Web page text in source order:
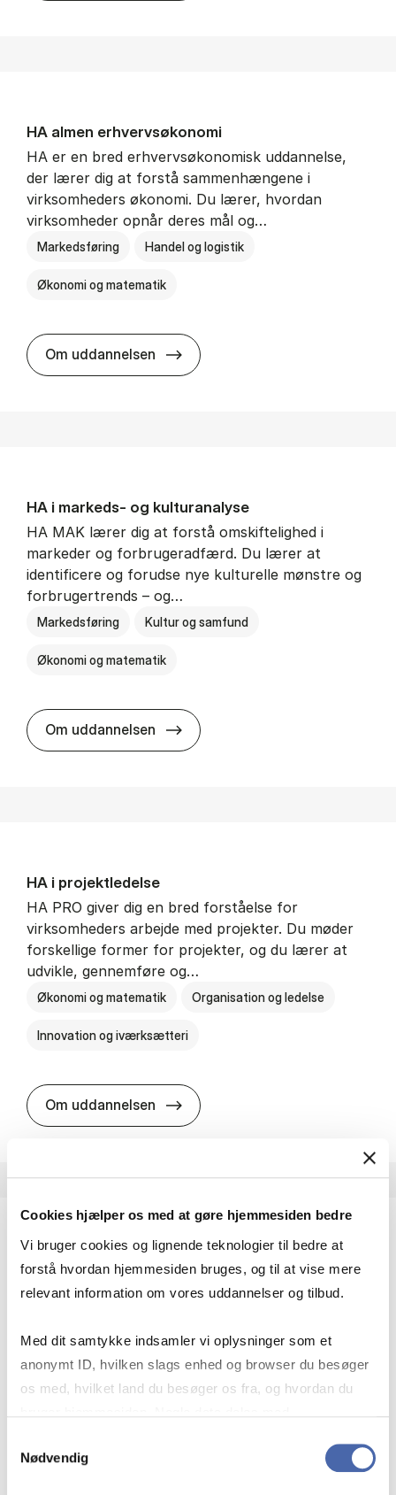
Cookies hjælper os med at gøre hjemmesiden bedre
Vi bruger cookies og lignende teknologier til bedre at
forstå hvordan hjemmesiden bruges, og til at vise mere
relevant information om vores uddannelser og tilbud.
Med dit samtykke indsamler vi oplysninger som et
anonymt ID, hvilken slags enhed og browser du besøger
os med, hvilket land du besøger os fra, og hvordan du
markedsføring. Du bestemmer selv - og kan altid trække
Nødvendig
HA al­men erhvervs­økonomi
HA er en bred erhvervsøkonomisk uddannelse,
der lærer dig at forstå sammenhængene i
virksomheders økonomi. Du lærer, hvordan
virksomheder opnår deres mål og…
Markedsføring Handel og logistik
Økonomi og matematik
Om uddannelsen HA al­men erhvervs­økonomi
HA i mar­keds- og kul­tu­r­a­na­ly­se
HA MAK lærer dig at forstå omskiftelighed i
markeder og forbrugeradfærd. Du lærer at
identificere og forudse nye kulturelle mønstre og
forbrugertrends – og…
Markedsføring Kultur og samfund
Økonomi og matematik
Om uddannelsen HA i mar­keds- og kul­tu­r­a­na­ly­se
HA i pro­jekt­le­del­se
HA PRO giver dig en bred forståelse for
virksomheders arbejde med projekter. Du møder
forskellige former for projekter, og du lærer at
udvikle, gennemføre og…
Økonomi og matematik Organisation og ledelse
Innovation og iværksætteri
Om uddannelsen HA i pro­jekt­le­del­se
HA(fil.) - erhvervs­økonomi og fi­lo­so­fi
virksomheder møder i vores komplekse verden.
effektivitet og…
Økonomi og matematik Kultur og samfund